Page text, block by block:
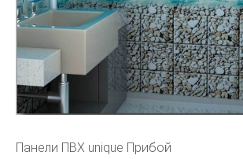
Панели ПВХ unique Прибой